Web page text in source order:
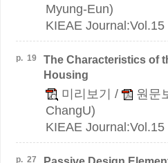
Myung-Eun)
KIEAE
p. 19
The Characteristics of
Housing
미리보기 / 원문
ChangU)
KIEAE
p. 27